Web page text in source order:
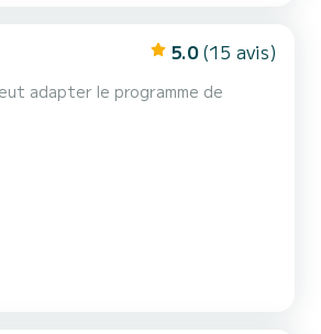
5.0 (15 avis)
adapter le programme de